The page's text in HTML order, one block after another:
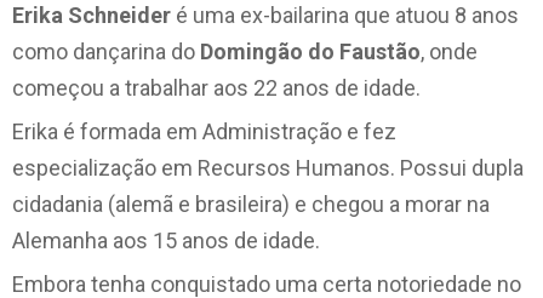
Erika Schneider é uma ex-bailarina que atuou 8 anos
como dançarina do Domingão do Faustão, onde
começou a trabalhar aos 22 anos de idade.
Erika é formada em Administração e fez
especialização em Recursos Humanos. Possui dupla
cidadania (alemã e brasileira) e chegou a morar na
Alemanha aos 15 anos de idade.
Embora tenha conquistado uma certa notoriedade no